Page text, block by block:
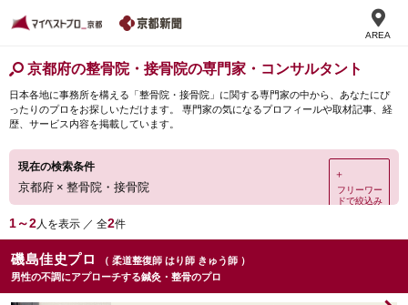
AREA
京都府の整骨院・接骨院の専門家・コンサルタント
日本各地に事務所を構える「整骨院・接骨院」に関する専門家の中から、あなたにぴ
ったりのプロをお探しいただけます。 専門家の気になるプロフィールや取材記事、経
歴、サービス内容を掲載しています。
現在の検索条件
京都府 × 整骨院・接骨院
＋
フリーワー
ドで絞込み
1～2人を表示 ／ 全2件
磯島佳史プロ
（ 柔道整復師 はり師 きゅう師 ）
男性の不調にアプローチする鍼灸・整骨のプロ